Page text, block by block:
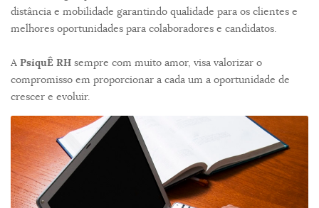
distância e mobilidade garantindo qualidade para os clientes e
melhores oportunidades para colaboradores e candidatos.
A PsiquÊ RH sempre com muito amor, visa valorizar o
compromisso em proporcionar a cada um a oportunidade de
crescer e evoluir.